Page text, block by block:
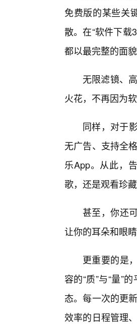
免费版的某些关
散。在“软件下载
都以最完整的面
无限滤镜、
火花，不再因为
同样，对于
无广告、支持全
乐App。从此，
歌，还是观看珍
甚至，你还
让你的耳朵和眼
更重要的是
容的“质”与“量”
态。每一次的更
效率的日程管理